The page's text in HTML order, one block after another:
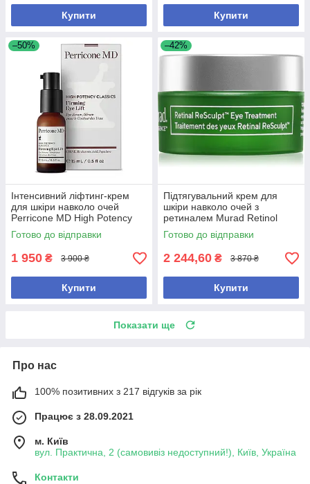
Купити Купити
–50%
Інтенсивний ліфтинг-крем
для шкіри навколо очей
Perricone MD High Potency
Classics Firming Eye Lift
Готово до відправки
1 950 ₴ 3 900 ₴
Купити
–42%
Підтягувальний крем для
шкіри навколо очей з
ретиналем Murad Retinol
Resculpt Eye Treatment 15 мл
Готово до відправки
2 244,60 ₴ 3 870 ₴
Купити
Показати ще
Про нас
100% позитивних з 217 відгуків за рік
Працює з 28.09.2021
м. Київ
вул. Практична, 2 (самовивіз недоступний!), Київ, Україна
Контакти